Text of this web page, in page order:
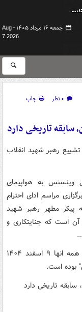
جمعه ۱۶ مرداد ۱۴۰۵ -
Aug
7 2026
۰ نظر
چاپ
سابقه تاریخی دارد
رهبر شهید انقلاب
وینسنس به هواپیمای
است. همزمانی برگزاری مراسم ادای احترام
مطهر رهبر شهید
آن است که جنایتکاری و
از ۲۸ مرداد ۱۳۳۲ تا ۱۲ تیر ۱۳۶۷ و در راس همه انها ۹ اسفند ۱۴۰۴
بوده است.